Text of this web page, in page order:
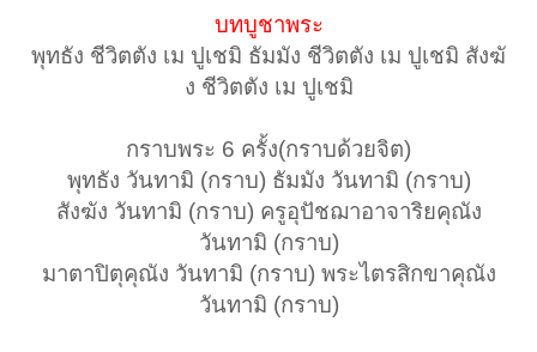
บทบูชาพระ
พุทธัง ชีวิตตัง เม ปูเชมิ ธัมมัง ชีวิตตัง เม ปูเชมิ สังฆั
ง ชีวิตตัง เม ปูเชมิ
กราบพระ 6 ครั้ง(กราบด้วยจิต)
พุทธัง วันทามิ (กราบ) ธัมมัง วันทามิ (กราบ)
สังฆัง วันทามิ (กราบ) ครูอุปัชฌาอาจาริยคุณัง
วันทามิ (กราบ)
มาตาปิตุคุณัง วันทามิ (กราบ) พระไตรสิกขาคุณัง
วันทามิ (กราบ)